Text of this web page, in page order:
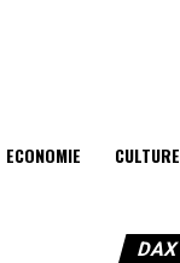
ECONOMIE CULTURE
DAX